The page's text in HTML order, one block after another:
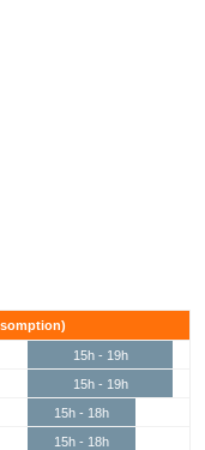
15h - 19h
15h - 19h
15h - 18h
15h - 18h